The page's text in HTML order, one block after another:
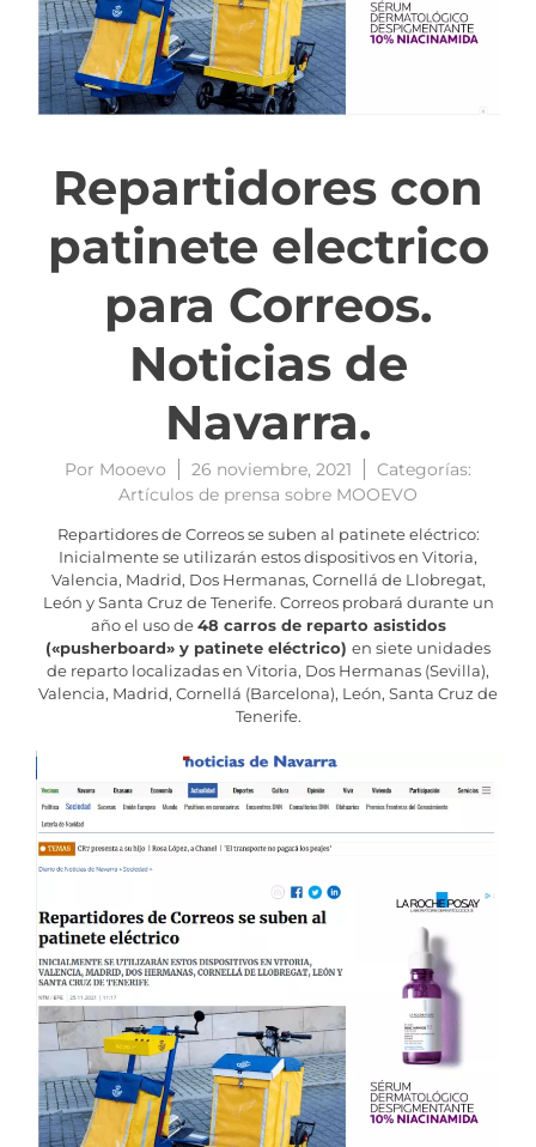
Repartidores con
patinete electrico
para Correos.
Noticias de
Navarra.
Por Mooevo 26 noviembre, 2021
Categorías:
Artículos de prensa sobre MOOEVO
Repartidores de Correos se suben al patinete eléctrico:
Inicialmente se utilizarán estos dispositivos en Vitoria,
Valencia, Madrid, Dos Hermanas, Cornellá de Llobregat,
León y Santa Cruz de Tenerife. Correos probará durante un
año el uso de48 carros de reparto asistidos
(«pusherboard» y patinete eléctrico) en siete unidades
de reparto localizadas en Vitoria, Dos Hermanas (Sevilla),
Valencia, Madrid, Cornellá (Barcelona), León, Santa Cruz de
Tenerife.